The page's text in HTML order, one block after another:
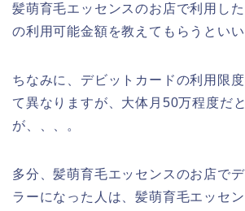
髪萌育毛エッセンスのお店で利用し
の利用可能金額を教えてもらうとい
ちなみに、デビットカードの利用限
て異なりますが、大体月50万程度だ
が、、、。
多分、髪萌育毛エッセンスのお店で
ラーになった人は、髪萌育毛エッセ